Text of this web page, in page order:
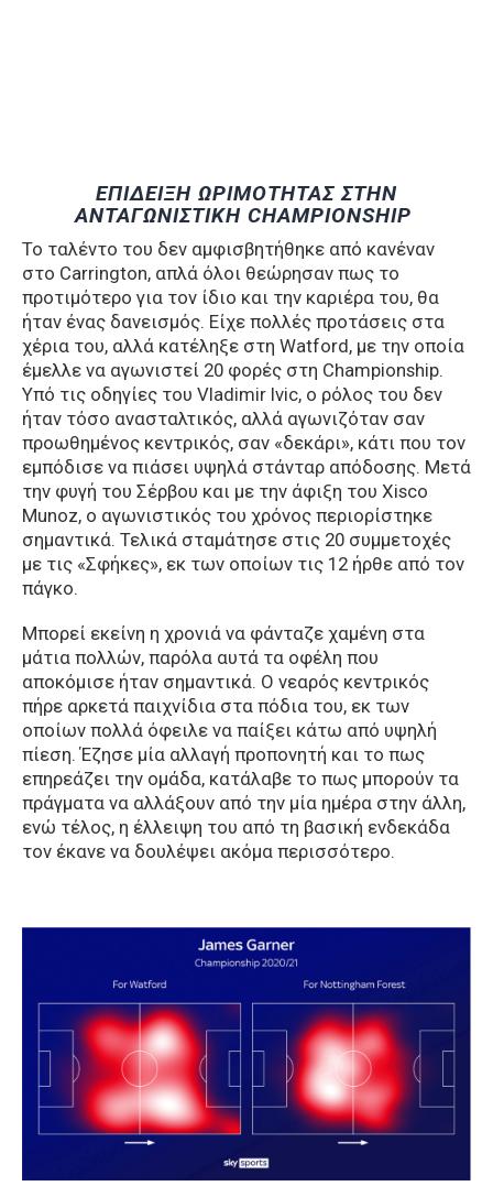
ΕΠΙΔΕΙΞΗ ΩΡΙΜΟΤΗΤΑΣ ΣΤΗΝ
ΑΝΤΑΓΩΝΙΣΤΙΚΗ CHAMPIONSHIP
Το ταλέντο του δεν αμφισβητήθηκε από κανέναν
στο Carrington, απλά όλοι θεώρησαν πως το
προτιμότερο για τον ίδιο και την καριέρα του, θα
ήταν ένας δανεισμός. Είχε πολλές προτάσεις στα
χέρια του, αλλά κατέληξε στη Watford, με την οποία
έμελλε να αγωνιστεί 20 φορές στη Championship.
Υπό τις οδηγίες του Vladimir Ivic, ο ρόλος του δεν
ήταν τόσο ανασταλτικός, αλλά αγωνιζόταν σαν
προωθημένος κεντρικός, σαν «δεκάρι», κάτι που τον
εμπόδισε να πιάσει υψηλά στάνταρ απόδοσης. Μετά
την φυγή του Σέρβου και με την άφιξη του Xisco
Munoz, o αγωνιστικός του χρόνος περιορίστηκε
σημαντικά. Τελικά σταμάτησε στις 20 συμμετοχές
με τις «Σφήκες», εκ των οποίων τις 12 ήρθε από τον
πάγκο.
Μπορεί εκείνη η χρονιά να φάνταζε χαμένη στα
μάτια πολλών, παρόλα αυτά τα οφέλη που
αποκόμισε ήταν σημαντικά. Ο νεαρός κεντρικός
πήρε αρκετά παιχνίδια στα πόδια του, εκ των
οποίων πολλά όφειλε να παίξει κάτω από υψηλή
πίεση. Έζησε μία αλλαγή προπονητή και το πως
επηρεάζει την ομάδα, κατάλαβε το πως μπορούν τα
πράγματα να αλλάξουν από την μία ημέρα στην άλλη,
ενώ τέλος, η έλλειψη του από τη βασική ενδεκάδα
τον έκανε να δουλέψει ακόμα περισσότερο.